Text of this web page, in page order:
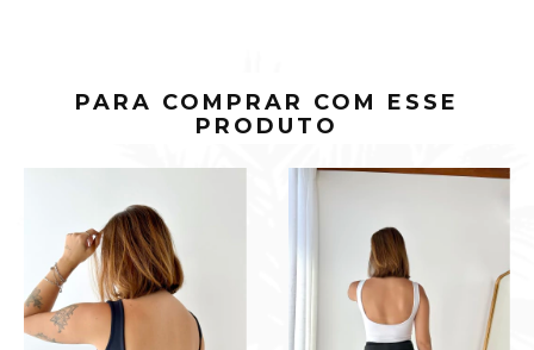
PARA COMPRAR COM ESSE
PRODUTO